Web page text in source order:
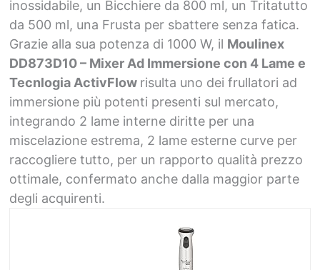
inossidabile, un Bicchiere da 800 ml, un Tritatutto
da 500 ml, una Frusta per sbattere senza fatica.
Grazie alla sua potenza di 1000 W, il Moulinex
DD873D10 – Mixer Ad Immersione con 4 Lame e
Tecnlogia ActivFlow risulta uno dei frullatori ad
immersione più potenti presenti sul mercato,
integrando 2 lame interne diritte per una
miscelazione estrema, 2 lame esterne curve per
raccogliere tutto, per un rapporto qualità prezzo
ottimale, confermato anche dalla maggior parte
degli acquirenti.